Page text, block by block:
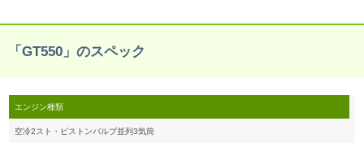
「GT550」のスペック
エンジン種類
空冷2スト・ピストンバルブ並列3気筒